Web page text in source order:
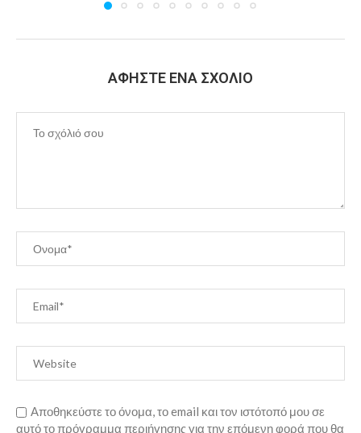
ΑΦΉΣΤΕ ΈΝΑ ΣΧΌΛΙΟ
Αποθηκεύστε το όνομα, το email και τον ιστότοπό μου σε
αυτό το πρόγραμμα περιήγησης για την επόμενη φορά που θα